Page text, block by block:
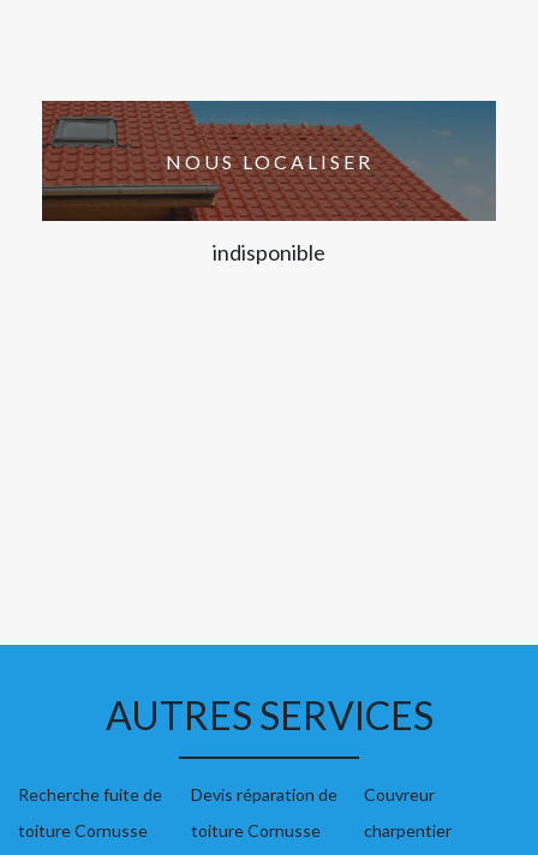
NOUS LOCALISER
indisponible
AUTRES SERVICES
Recherche fuite de
toiture Cornusse
Devis réparation de
toiture Cornusse
Couvreur
charpentier